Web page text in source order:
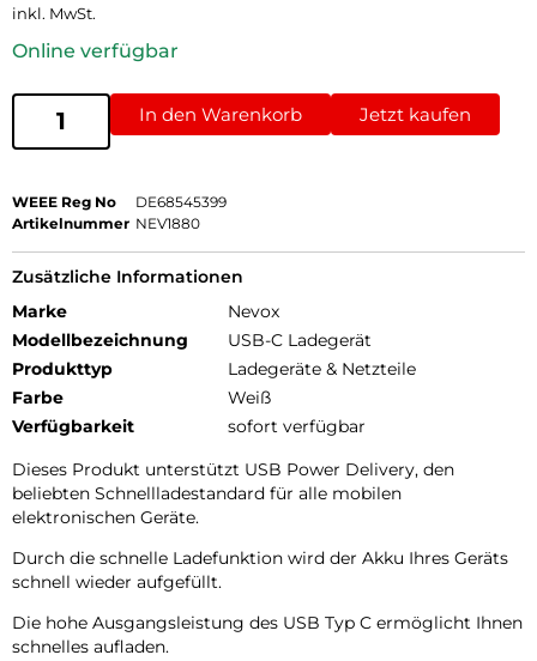
inkl. MwSt.
Online verfügbar
In den Warenkorb Jetzt kaufen
WEEE Reg No
DE68545399
Artikelnummer NEV1880
Zusätzliche Informationen
Marke
Nevox
Modellbezeichnung
USB-C Ladegerät
Produkttyp
Ladegeräte & Netzteile
Farbe
Weiß
Verfügbarkeit
sofort verfügbar
Dieses Produkt unterstützt USB Power Delivery, den
beliebten Schnellladestandard für alle mobilen
elektronischen Geräte.
Durch die schnelle Ladefunktion wird der Akku Ihres Geräts
schnell wieder aufgefüllt.
Die hohe Ausgangsleistung des USB Typ C ermöglicht Ihnen
schnelles aufladen.